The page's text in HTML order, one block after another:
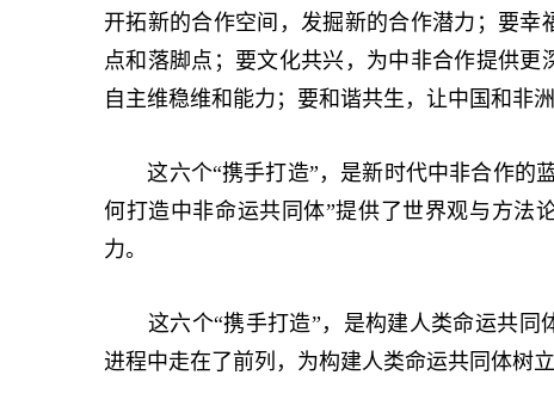
开拓新的合作空间，发掘新的合作潜力；要
点和落脚点；要文化共兴，为中非合作提供
自主维稳维和能力；要和谐共生，让中国和非
这六个“携手打造”，是新时代中非合作的
何打造中非命运共同体”提供了世界观与方法
力。
这六个“携手打造”，是构建人类命运共同
进程中走在了前列，为构建人类命运共同体树